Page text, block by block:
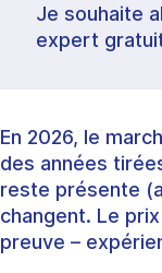
Je souhaite
expert
En 2026, le
des années
reste présente
changent. Le
preuve –